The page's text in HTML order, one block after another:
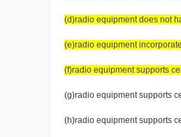
(d)radio equipment does not
(e)radio equipment
(f)radio equipment supports
(g)radio equipment supports
(h)radio equipment supports